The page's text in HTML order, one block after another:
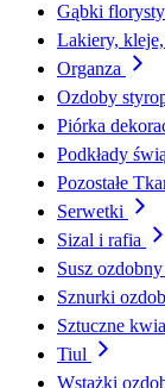
Gąbki
Lakiery,
Organza
Ozdoby
Piórka
Podkłady
Pozostałe
Serwetki
Sizal i rafia
Susz ozdobny
Sznurki
Sztuczne
Tiul
Wstążki